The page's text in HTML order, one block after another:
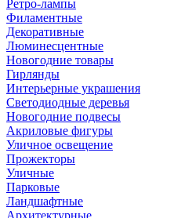
Ретро-лампы
Филаментные
Декоративные
Люминесцентные
Новогодние товары
Гирлянды
Интерьерные украшения
Светодиодные деревья
Новогодние подвесы
Акриловые фигуры
Уличное освещение
Прожекторы
Уличные
Парковые
Ландшафтные
Архитектурные